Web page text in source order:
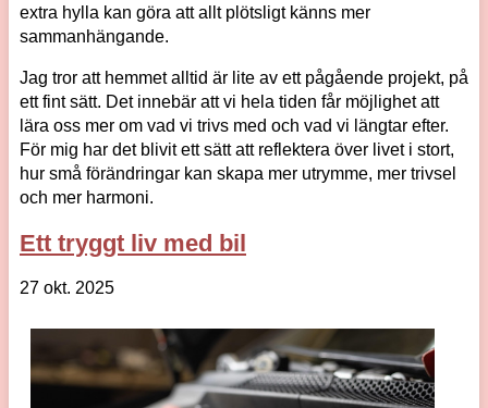
extra hylla kan göra att allt plötsligt känns mer
sammanhängande.
Jag tror att hemmet alltid är lite av ett pågående projekt, på
ett fint sätt. Det innebär att vi hela tiden får möjlighet att
lära oss mer om vad vi trivs med och vad vi längtar efter.
För mig har det blivit ett sätt att reflektera över livet i stort,
hur små förändringar kan skapa mer utrymme, mer trivsel
och mer harmoni.
Ett tryggt liv med bil
27 okt. 2025